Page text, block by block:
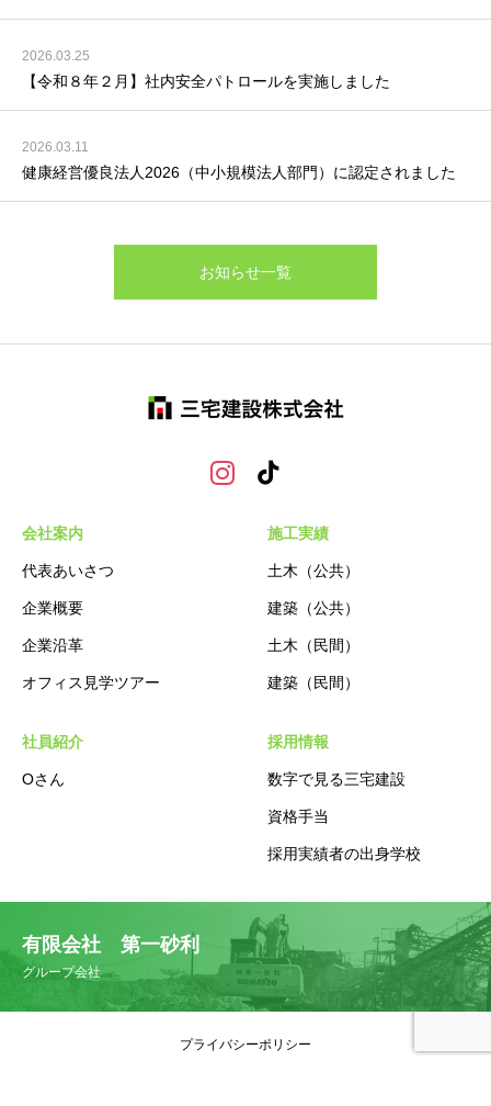
2026.03.25
【令和８年２月】社内安全パトロールを実施しました
2026.03.11
健康経営優良法人2026（中小規模法人部門）に認定されました
お知らせ一覧
会社案内
代表あいさつ
企業概要
企業沿革
オフィス見学ツアー
施工実績
土木（公共）
建築（公共）
土木（民間）
建築（民間）
社員紹介
Oさん
採用情報
数字で見る三宅建設
資格手当
採用実績者の出身学校
有限会社 第一砂利
グループ会社
プライバシーポリシー